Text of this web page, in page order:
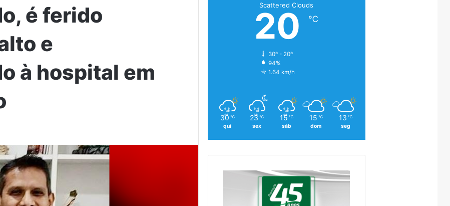
é ferido
e
à hospital em
Scattered Clouds
20 ℃
30º - 20º
94%
1.64 km/h
30 ℃
qui
23 ℃
sex
15 ℃
sáb
15 ℃
dom
13 ℃
seg